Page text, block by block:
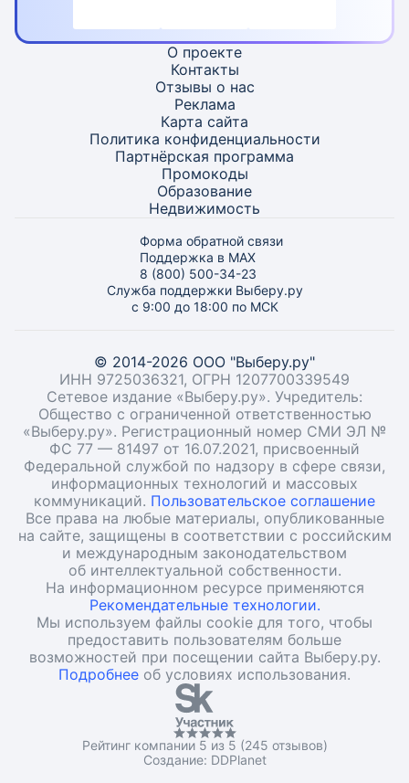
О проекте
Контакты
Отзывы о нас
Реклама
Карта сайта
Политика конфиденциальности
Партнёрская программа
Промокоды
Образование
Недвижимость
Форма обратной связи
Поддержка в MAX
8 (800) 500-34-23
Служба поддержки Выберу.ру
с 9:00 до 18:00 по МСК
© 2014-2026 ООО "Выберу.ру"
ИНН 9725036321, ОГРН 1207700339549
Сетевое издание «Выберу.ру». Учредитель:
Общество с ограниченной ответственностью
«Выберу.ру». Регистрационный номер СМИ ЭЛ №
ФС 77 — 81497 от 16.07.2021, присвоенный
Федеральной службой по надзору в сфере связи,
информационных технологий и массовых
коммуникаций. Пользовательское соглашение
Все права на любые материалы, опубликованные
на сайте, защищены в соответствии с российским
и международным законодательством
об интеллектуальной собственности.
На информационном ресурсе применяются
Рекомендательные технологии.
Мы используем файлы cookie для того, чтобы
предоставить пользователям больше
возможностей при посещении сайта Выберу.ру.
Подробнее об условиях использования.
Рейтинг компании 5 из 5 (245 отзывов)
Создание: DDPlanet